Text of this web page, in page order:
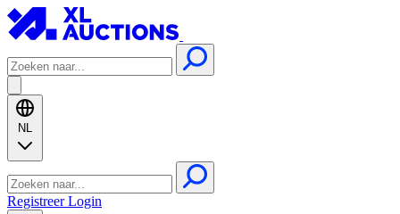
NL
RegistreerLogin